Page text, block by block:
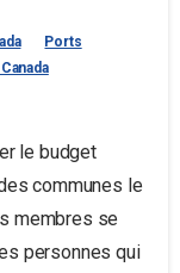
Ports
le budget
communes le
membres se
personnes qui